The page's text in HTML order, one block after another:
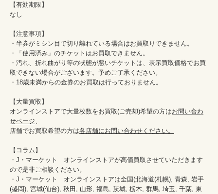
【有効期限】
なし
【注意事項】
・半券がミシン目で切り離れている場合はお買取りできません。
・「使用済み」のチケットはお買取できません。
・汚れ、折れ曲がり等の状態が悪いチケットは、表示買取価格でお買
取できない場合がございます。予めご了承ください。
・18歳未満からの金券のお買取は行っておりません。
【大量買取】
オンラインストアで大量枚数をお買取(ご売却)希望の方はお問い合わ
せページ
店舗でお買取希望の方は各店舗にお問い合わせください。
【コラム】
・J・マーケット　オンラインストアが高価買取させていただきます
ので是非ご相談ください。
・J・マーケット　オンラインストアは全国(北海道(札幌), 青森, 岩手
(盛岡), 宮城(仙台), 秋田, 山形, 福島, 茨城, 栃木, 群馬, 埼玉, 千葉, 東